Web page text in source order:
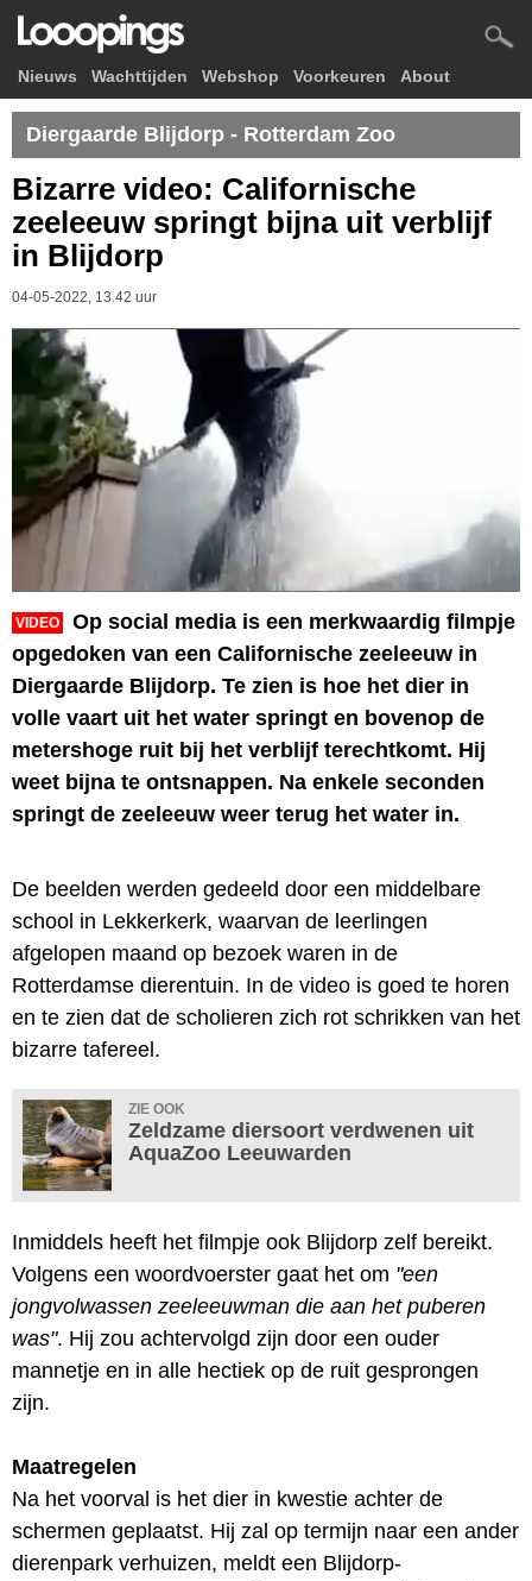
Nieuws Wachttijden Webshop Voorkeuren About
Diergaarde Blijdorp - Rotterdam Zoo
Bizarre video: Californische
zeeleeuw springt bijna uit verblijf
in Blijdorp
04-05-2022, 13.42 uur
VIDEO
Op social media is een merkwaardig filmpje
opgedoken van een Californische zeeleeuw in
Diergaarde Blijdorp. Te zien is hoe het dier in
volle vaart uit het water springt en bovenop de
metershoge ruit bij het verblijf terechtkomt. Hij
weet bijna te ontsnappen. Na enkele seconden
springt de zeeleeuw weer terug het water in.
De beelden werden gedeeld door een middelbare
school in Lekkerkerk, waarvan de leerlingen
afgelopen maand op bezoek waren in de
Rotterdamse dierentuin. In de video is goed te horen
en te zien dat de scholieren zich rot schrikken van het
bizarre tafereel.
ZIE OOK
Zeldzame diersoort verdwenen uit
AquaZoo Leeuwarden
Inmiddels heeft het filmpje ook Blijdorp zelf bereikt.
Volgens een woordvoerster gaat het om "een
jongvolwassen zeeleeuwman die aan het puberen
was". Hij zou achtervolgd zijn door een ouder
mannetje en in alle hectiek op de ruit gesprongen
zijn.
Maatregelen
Na het voorval is het dier in kwestie achter de
schermen geplaatst. Hij zal op termijn naar een ander
dierenpark verhuizen, meldt een Blijdorp-